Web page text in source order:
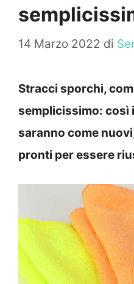
14 Marzo 2022 di
Stracci sporchi,
semplicissimo: così
saranno come
pronti per essere